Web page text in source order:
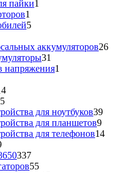
товара
пайки1
1
товар
55
аккумуляторов2626
31
товар
напряжения1
14
55
товаровдля ноутбуков3939
для планшетов99
для телефонов1414
29
товаров
337337
товаров
5555